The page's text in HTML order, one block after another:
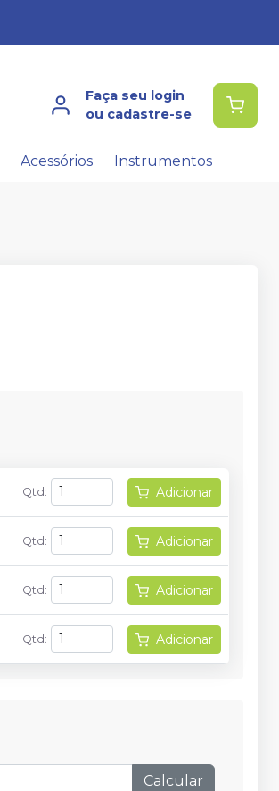
Faça seu login
ou cadastre-se
Acessórios Instrumentos
Qtd : Adicionar
Qtd : Adicionar
Qtd : Adicionar
Qtd : Adicionar
Calcular